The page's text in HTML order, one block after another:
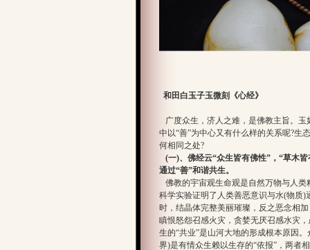
和田白玉子玉微刻《心经》
广度众生，济人之难，是佛教主旨。
中以“善”为中心又有什么样的关系呢?生
何相同之处?
(一)、佛经云“众生皆有佛性”，“草木
通过“善”和谐共生。
佛教的宇宙观生命观是自然万物与人
科学实验证明了人类善恶意识与水(物质
时，结晶体完整美丽璀璨，反之恶念相
瞋恨怒怨召感火灾，贪婪无厌召感水灾
生的“共业”是山河大地的形成根本原因
界)是有情众生赖以生存的“依报”，两者